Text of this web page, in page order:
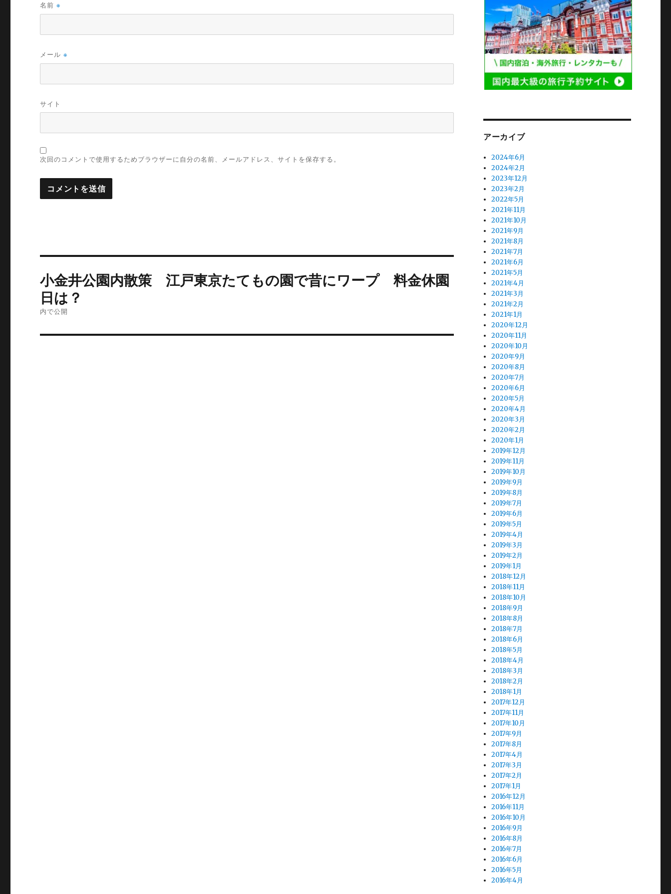
名前※
メール※
サイト
次回のコメントで使用するためブラウザーに自分の名前、メールアドレス、サイトを保存する。
稿
ナ
ビ
小金井公園内散策 江戸東京たてもの園で昔にワープ 料金休園
日は？
内で公開
アーカイブ
2024年6月
2024年2月
2023年12月
2023年2月
2022年5月
2021年11月
2021年10月
2021年9月
2021年8月
2021年7月
2021年6月
2021年5月
2021年4月
2021年3月
2021年2月
2021年1月
2020年12月
2020年11月
2020年10月
2020年9月
2020年8月
2020年7月
2020年6月
2020年5月
2020年4月
2020年3月
2020年2月
2020年1月
2019年12月
2019年11月
2019年10月
2019年9月
2019年8月
2019年7月
2019年6月
2019年5月
2019年4月
2019年3月
2019年2月
2019年1月
2018年12月
2018年11月
2018年10月
2018年9月
2018年8月
2018年7月
2018年6月
2018年5月
2018年4月
2018年3月
2018年2月
2018年1月
2017年12月
2017年11月
2017年10月
2017年9月
2017年8月
2017年4月
2017年3月
2017年2月
2017年1月
2016年12月
2016年11月
2016年10月
2016年9月
2016年8月
2016年7月
2016年6月
2016年5月
2016年4月